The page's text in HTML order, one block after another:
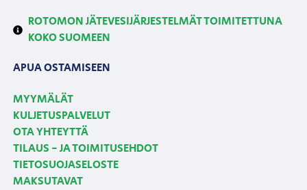
ROTOMON JÄTEVESIJÄRJESTELMÄT TOIMITETTUNA
KOKO SUOMEEN
APUA OSTAMISEEN
MYYMÄLÄT
KULJETUSPALVELUT
OTA YHTEYTTÄ
TILAUS - JA TOIMITUSEHDOT
TIETOSUOJASELOSTE
MAKSUTAVAT